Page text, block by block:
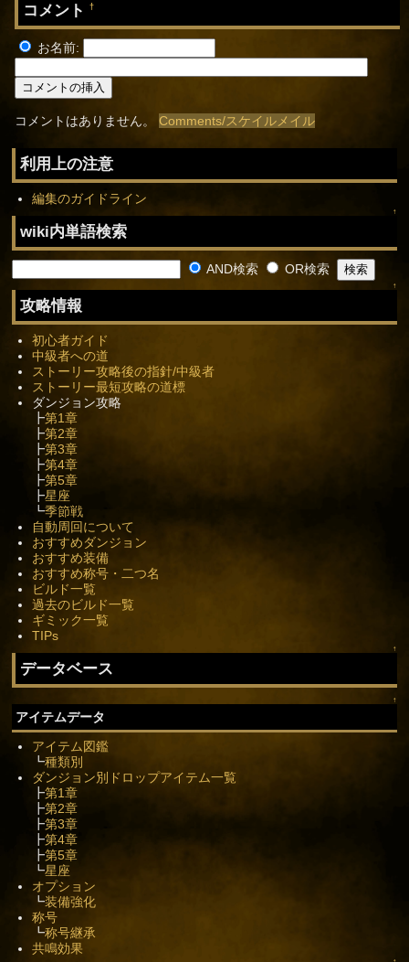
コメント†
お名前:
コメントはありません。Comments/スケイルメイル
利用上の注意
編集のガイドライン
↑
wiki内単語検索
AND検索 OR検索
↑
攻略情報
初心者ガイド
中級者への道
ストーリー攻略後の指針/中級者
ストーリー最短攻略の道標
ダンジョン攻略
┣第1章
┣第2章
┣第3章
┣第4章
┣第5章
┣星座
┗季節戦
自動周回について
おすすめダンジョン
おすすめ装備
おすすめ称号・二つ名
ビルド一覧
過去のビルド一覧
ギミック一覧
TIPs
↑
データベース
↑
アイテムデータ
アイテム図鑑
┗種類別
ダンジョン別ドロップアイテム一覧
┣第1章
┣第2章
┣第3章
┣第4章
┣第5章
┗星座
オプション
┗装備強化
称号
┗称号継承
共鳴効果